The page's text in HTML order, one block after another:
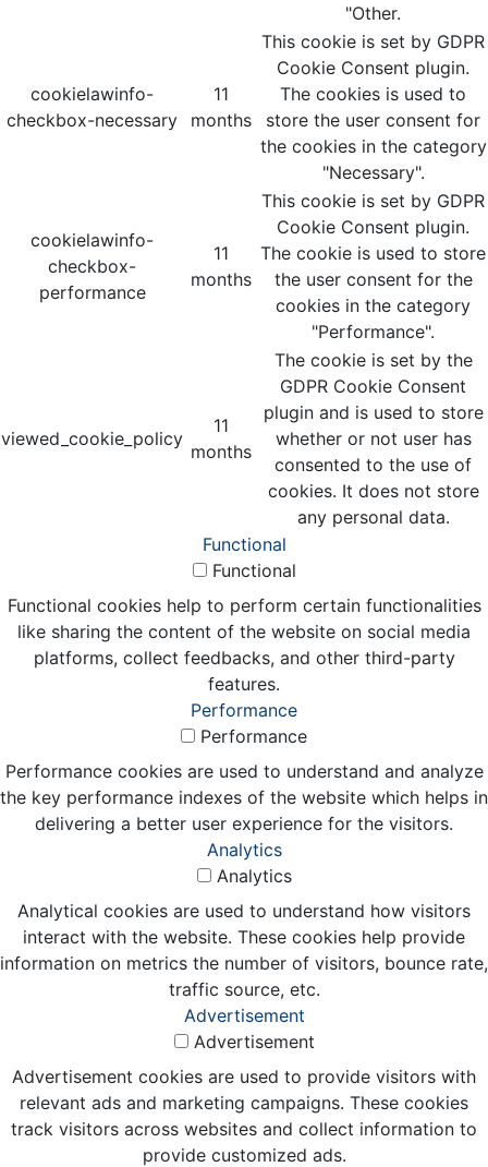
"Other.
cookielawinfo-
checkbox-necessary
11
months
This cookie is set by GDPR
Cookie Consent plugin.
The cookies is used to
store the user consent for
the cookies in the category
"Necessary".
cookielawinfo-
checkbox-
performance
11
months
This cookie is set by GDPR
Cookie Consent plugin.
The cookie is used to store
the user consent for the
cookies in the category
"Performance".
viewed_cookie_policy
11
months
The cookie is set by the
GDPR Cookie Consent
plugin and is used to store
whether or not user has
consented to the use of
cookies. It does not store
any personal data.
Functional
Functional
Functional cookies help to perform certain functionalities
like sharing the content of the website on social media
platforms, collect feedbacks, and other third-party
features.
Performance
Performance
Performance cookies are used to understand and analyze
the key performance indexes of the website which helps in
delivering a better user experience for the visitors.
Analytics
Analytics
Analytical cookies are used to understand how visitors
interact with the website. These cookies help provide
information on metrics the number of visitors, bounce rate,
traffic source, etc.
Advertisement
Advertisement
Advertisement cookies are used to provide visitors with
relevant ads and marketing campaigns. These cookies
track visitors across websites and collect information to
provide customized ads.